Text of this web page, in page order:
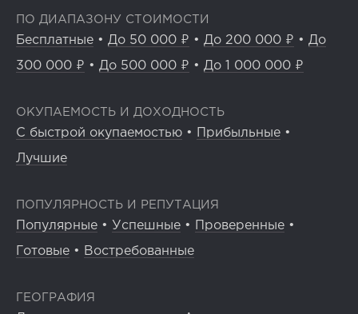
ПО ДИАПАЗОНУ СТОИМОСТИ
Бесплатные • До 50 000 ₽ • До 200 000 ₽ • До
300 000 ₽ • До 500 000 ₽ • До 1 000 000 ₽
ОКУПАЕМОСТЬ И ДОХОДНОСТЬ
С быстрой окупаемостью • Прибыльные •
Лучшие
ПОПУЛЯРНОСТЬ И РЕПУТАЦИЯ
Популярные • Успешные • Проверенные •
Готовые • Востребованные
ГЕОГРАФИЯ